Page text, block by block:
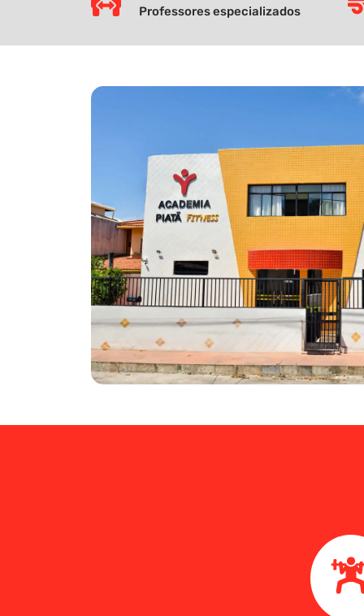
Professores especializados